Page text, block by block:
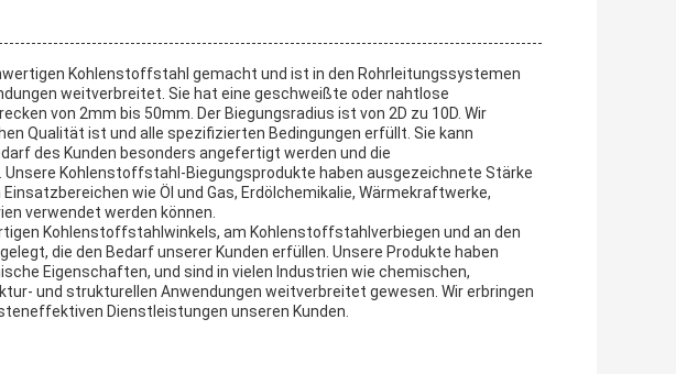
Kohlenstoffstahl gemacht und ist in den Rohrleitungssystemen
weitverbreitet. Sie hat eine geschweißte oder nahtlose
von 2mm bis 50mm. Der Biegungsradius ist von 2D zu 10D. Wir
Qualität ist und alle spezifizierten Bedingungen erfüllt. Sie kann
des Kunden besonders angefertigt werden und die
Kohlenstoffstahl-Biegungsprodukte haben ausgezeichnete Stärke
wie Öl und Gas, Erdölchemikalie, Wärmekraftwerke,
verwendet werden können.
Kohlenstoffstahlwinkels, am Kohlenstoffstahlverbiegen und an den
die den Bedarf unserer Kunden erfüllen. Unsere Produkte haben
Eigenschaften, und sind in vielen Industrien wie chemischen,
und strukturellen Anwendungen weitverbreitet gewesen. Wir erbringen
Dienstleistungen unseren Kunden.